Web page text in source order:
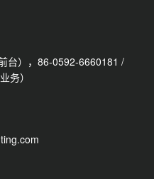
台），86-0592-6660181 /
务）